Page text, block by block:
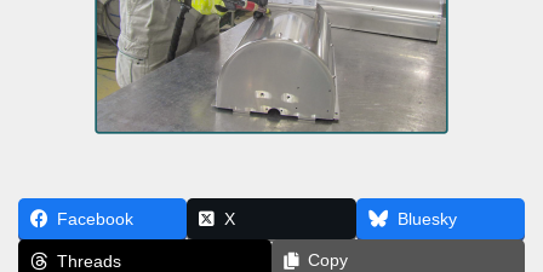
Facebook X Bluesky
Threads Copy